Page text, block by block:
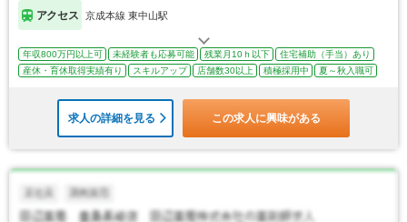
アクセス 京成本線 東中山駅
年収800万円以上可 未経験者も応募可能 残業月10ｈ以下
住宅補助（手当）あり
産休・育休取得実績有り
スキルアップ 店舗数30以上 積極採用中 夏～秋入職可
求人の詳細を見る この求人に興味がある